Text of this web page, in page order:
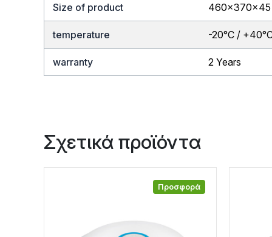
Size of product 460x370x45
temperature -20°C /
warranty 2 Years
Σχετικά προϊόντα
Προσφορά